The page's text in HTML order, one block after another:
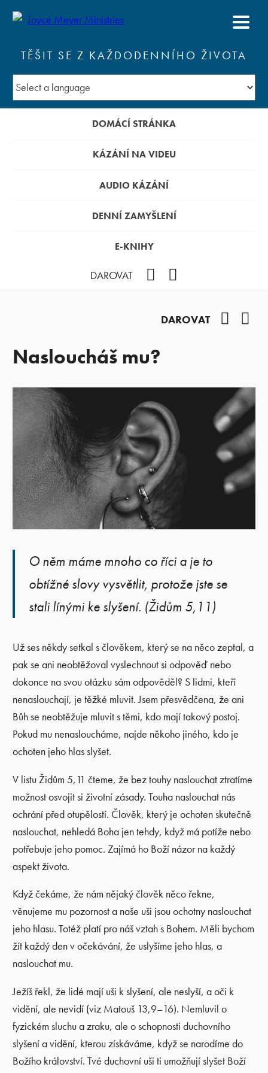
TĚŠIT SE Z KAŽDODENNÍHO ŽIVOTA
DOMÁCÍ STRÁNKA
KÁZÁNÍ NA VIDEU
AUDIO KÁZÁNÍ
DENNÍ ZAMYŠLENÍ
E-KNIHY
DAROVAT
DAROVAT
Nasloucháš mu?
O něm máme mnoho co říci a je to
obtížné slovy vysvětlit, protože jste se
stali línými ke slyšení. (Židům 5,11)
Už ses někdy setkal s člověkem, který se na něco zeptal, a
pak se ani neobtěžoval vyslechnout si odpověď nebo
dokonce na svou otázku sám odpověděl? S lidmi, kteří
nenaslouchají, je těžké mluvit. Jsem přesvědčena, že ani
Bůh se neobtěžuje mluvit s těmi, kdo mají takový postoj.
Pokud mu nenasloucháme, najde někoho jiného, kdo je
ochoten jeho hlas slyšet.
V listu Židům 5,11 čteme, že bez touhy naslouchat ztratíme
možnost osvojit si životní zásady. Touha naslouchat nás
ochrání před otupělostí. Člověk, který je ochoten skutečně
naslouchat, nehledá Boha jen tehdy, když má potíže nebo
potřebuje jeho pomoc. Zajímá ho Boží názor na každý
aspekt života.
Když čekáme, že nám nějaký člověk něco řekne,
věnujeme mu pozornost a naše uši jsou ochotny naslouchat
jeho hlasu. Totéž platí pro náš vztah s Bohem. Měli bychom
žít každý den v očekávání, že uslyšíme jeho hlas, a
naslouchat mu.
Ježíš řekl, že lidé mají uši k slyšení, ale neslyší, a oči k
vidění, ale nevidí (viz Matouš 13,9–16). Nemluvil o
fyzickém sluchu a zraku, ale o schopnosti duchovního
slyšení a vidění, kterou získáváme, když se narodíme do
Božího království. Tvé duchovní uši ti umožňují slyšet Boží